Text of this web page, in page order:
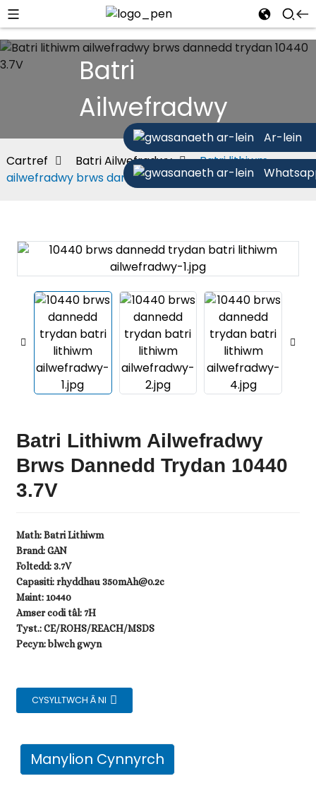
Ar-lein
Batri
Ailwefradwy
Cartref Batri Ailwefradwy
Batri lithiwm
ailwefradwy brws dannedd trydan 10440 3.7V
Batri Lithiwm Ailwefradwy
Brws Dannedd Trydan 10440
3.7V
Math: Batri Lithiwm
Brand: GAN
Foltedd: 3.7V
Capasiti: rhyddhau 350mAh@0.2c
Maint: 10440
Amser codi tâl: 7H
Tyst.: CE/ROHS/REACH/MSDS
Pecyn: blwch gwyn
CYSYLLTWCH Â NI
Manylion Cynnyrch